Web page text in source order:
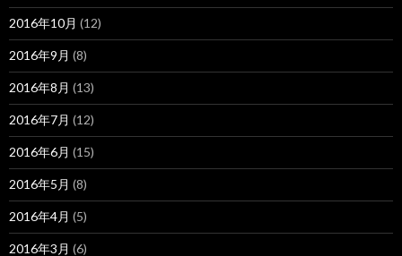
2016年10月 (12)
2016年9月 (8)
2016年8月 (13)
2016年7月 (12)
2016年6月 (15)
2016年5月 (8)
2016年4月 (5)
2016年3月 (6)